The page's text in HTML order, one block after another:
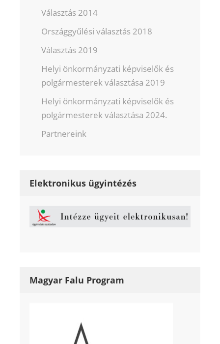
Választás 2014
Országgyűlési választás 2018
Választás 2019
Helyi önkormányzati képviselők és
polgármesterek választása 2019
Helyi önkormányzati képviselők és
polgármesterek választása 2024.
Partnereink
Elektronikus ügyintézés
Magyar Falu Program